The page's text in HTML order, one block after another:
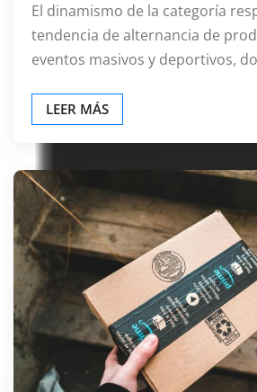
El dinamismo de la categoría
tendencia de alternancia de
eventos masivos y deportivos,
LEER MÁS